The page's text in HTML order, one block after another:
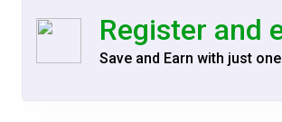
Register and
Save and Earn with just